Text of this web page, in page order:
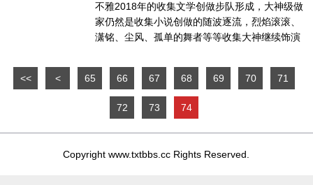
不雅2018年的收集文学创做步队形成，大神级做
家仍然是收集小说创做的随波逐流，烈焰滚滚、
潇铭、尘风、孤单的舞者等等收集大神继续饰演
<< < 65 66 67 68 69 70 71
72 73 74
Copyright www.txtbbs.cc Rights Reserved.